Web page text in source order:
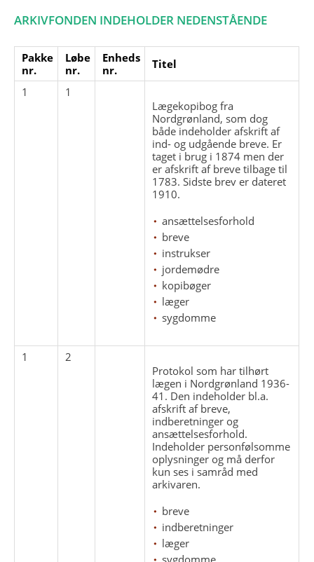
ARKIVFONDEN INDEHOLDER NEDENSTÅENDE
Pakke
nr.
Løbe
nr.
Enheds
nr.
Titel
1
1
Lægekopibog fra
Nordgrønland, som dog
både indeholder afskrift af
ind- og udgående breve. Er
taget i brug i 1874 men der
er afskrift af breve tilbage til
1783. Sidste brev er dateret
1910.
ansættelsesforhold
breve
instrukser
jordemødre
kopibøger
læger
sygdomme
1
2
Protokol som har tilhørt
lægen i Nordgrønland 1936-
41. Den indeholder bl.a.
afskrift af breve,
indberetninger og
ansættelsesforhold.
Indeholder personfølsomme
oplysninger og må derfor
kun ses i samråd med
arkivaren.
breve
indberetninger
læger
sygdomme